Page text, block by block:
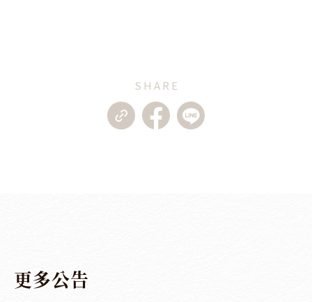
更多公告